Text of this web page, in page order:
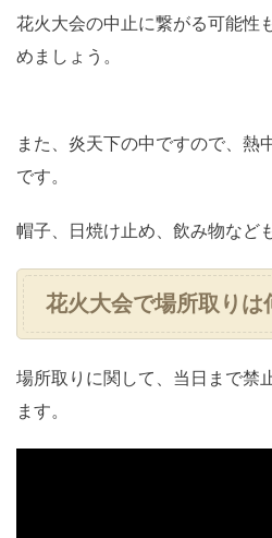
花火大会の中止に繋がる可能性
めましょう。
また、炎天下の中ですので、熱
です。
帽子、日焼け止め、飲み物など
花火大会で場所取りは
場所取りに関して、当日まで禁
ます。